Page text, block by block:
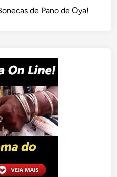
de Pano de Ọya!